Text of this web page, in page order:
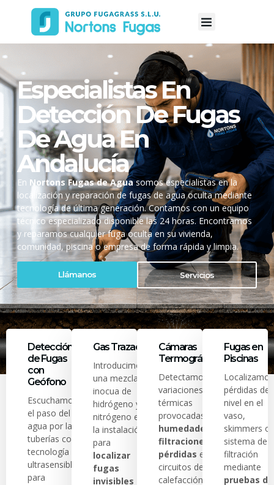
Especialistas En
Detección De Fugas
De Agua En
Andalucía
En Nortons Fugas de Aguasomos especialistas en la
localización y reparación de fugas de agua oculta mediante
tecnología de última generación. Contamos con un equipo
técnico especializado disponible las 24 horas. Encontramos
y reparamos cualquier fuga oculta en su vivienda,
comunidad, piscina o empresa de forma rápida y limpia.
Llámanos Servicios
Detección
de Fugas
con
Geófono
Escuchamos
el paso del
agua por las
tuberías con
tecnología
ultrasensible
para
Gas Trazador
Introducimos
una mezcla
inocua de
hidrógeno y
nitrógeno en
la instalación
para
localizar
fugas
invisibles
Cámaras
Termográficas
Detectamos
variaciones
térmicas
provocadas por
humedades,
filtraciones o
pérdidas en
circuitos de
calefacción y
Fugas en
Piscinas
Localizamos
pérdidas de
nivel en el
vaso,
skimmers o
sistema de
filtración
mediante
pruebas de